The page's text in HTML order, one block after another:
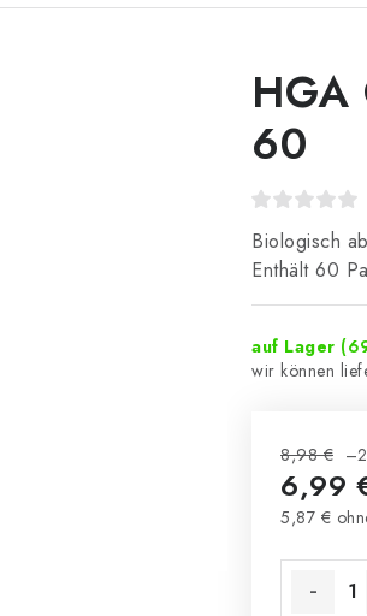
60
Biologisch
Enthält 60
auf Lager
8,98 €
6,99
5,87 €